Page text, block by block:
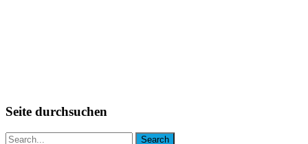
Seite durchsuchen